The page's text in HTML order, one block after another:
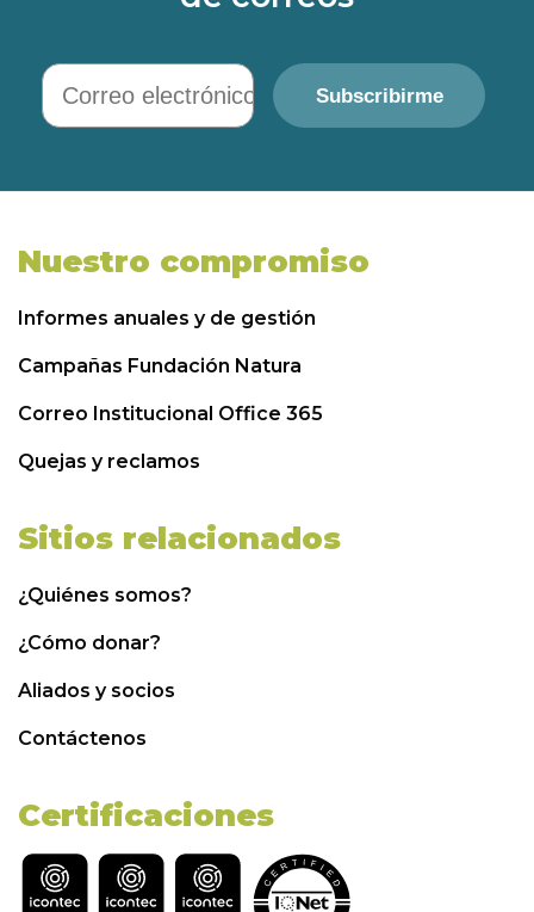
Correo electrónico
Subscribirme
Nuestro compromiso
Informes anuales y de gestión
Campañas Fundación Natura
Correo Institucional Office 365
Quejas y reclamos
Sitios relacionados
¿Quiénes somos?
¿Cómo donar?
Aliados y socios
Contáctenos
Certificaciones